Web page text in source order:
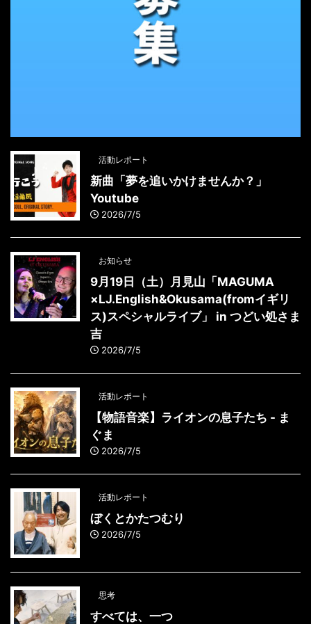
活動レポート
新曲「夢を追いかけませんか？」
Youtube
2026/7/5
お知らせ
9月19日（土）月見山「MAGUMA
×LJ.English&Okusama(fromイギリ
ス)スペシャルライブ」 in つどい処さま
吉
2026/7/5
活動レポート
【物語音楽】ライオンの息子たち - ま
ぐま
2026/7/5
活動レポート
ぼくとかたつむり
2026/7/5
思考
すべては、一つ